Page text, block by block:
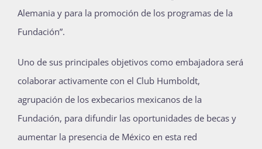
Alemania y para la promoción de los programas de la
Fundación”.
Uno de sus principales objetivos como embajadora será
colaborar activamente con el Club Humboldt,
agrupación de los exbecarios mexicanos de la
Fundación, para difundir las oportunidades de becas y
aumentar la presencia de México en esta red